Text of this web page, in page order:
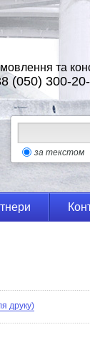
та
(050) 300-
за текстом
друку)